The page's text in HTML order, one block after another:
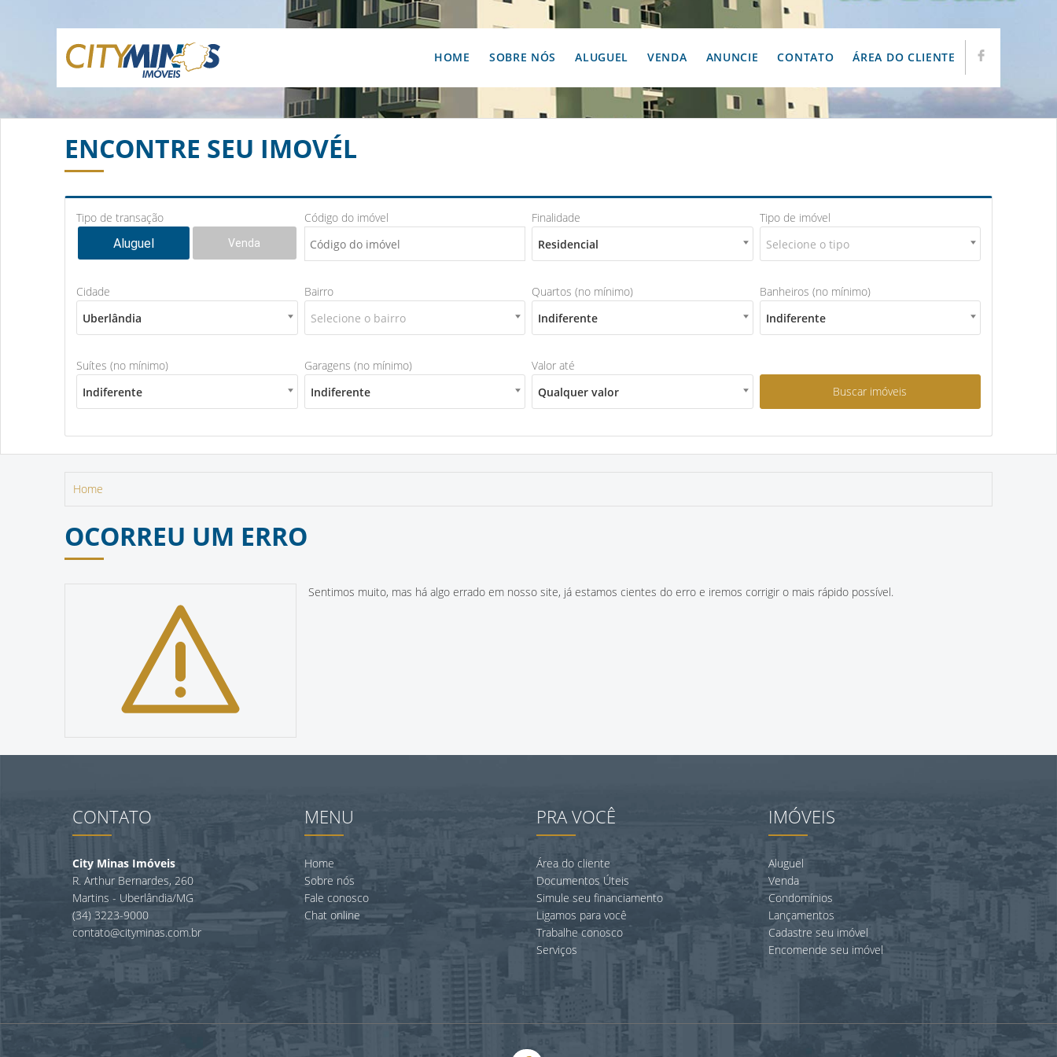
HOME SOBRE NÓS ALUGUEL VENDA ANUNCIE CONTATO ÁREA DO CLIENTE
ENCONTRE SEU IMOVÉL
Tipo de transação
Aluguel
Venda
Código do imóvel
Finalidade
Residencial
Tipo de imóvel
Selecione o tipo
Cidade
Uberlândia
Bairro
Selecione o bairro
Quartos (no mínimo)
Indiferente
Banheiros (no mínimo)
Indiferente
Suítes (no mínimo)
Indiferente
Garagens (no mínimo)
Indiferente
Valor até
Qualquer valor
Home
OCORREU UM ERRO
Sentimos muito, mas há algo errado em nosso site, já estamos cientes do erro e iremos corrigir o mais rápido possível.
CONTATO
City Minas Imóveis
R. Arthur Bernardes, 260
Martins - Uberlândia/MG
(34) 3223-9000
contato@cityminas.com.br
MENU
Home
Sobre nós
Fale conosco
Chat online
PRA VOCÊ
Área do cliente
Documentos Úteis
Simule seu financiamento
Ligamos para você
Trabalhe conosco
Serviços
IMÓVEIS
Aluguel
Venda
Condomínios
Lançamentos
Cadastre seu imóvel
Encomende seu imóvel